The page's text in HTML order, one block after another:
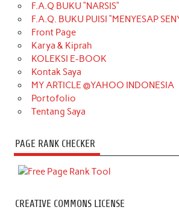
F.A.Q BUKU “NARSIS”
F.A.Q. BUKU PUISI “MENYESAP
Front Page
Karya & Kiprah
KOLEKSI E-BOOK
Kontak Saya
MY ARTICLE @YAHOO INDONESIA
Portofolio
Tentang Saya
PAGE RANK CHECKER
CREATIVE COMMONS LICENSE